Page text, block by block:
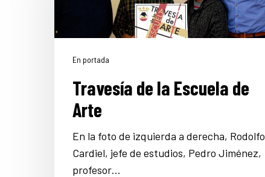
En portada
Travesía de la Escuela de
Arte
En la foto de izquierda a derecha, Rodolfo
Cardiel, jefe de estudios, Pedro Jiménez,
profesor…